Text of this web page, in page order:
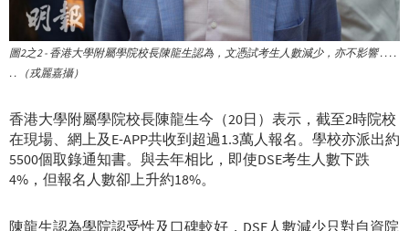
圖2之2 - 香港大學附屬學院校長陳龍生認為，文憑試考生人數減少，亦不影響 . . . .
. . （戎麗嘉攝）
香港大學附屬學院校長陳龍生今（20日）表示，截至2時院校
在現場、網上及E-APP共收到超過1.3萬人報名。學校亦派出約
5500個取錄通知書。與去年相比，即使DSE考生人數下跌
4%，但報名人數卻上升約18%。
陳龍生認為學院認受性及口碑較好，DSE人數減少只對自資院